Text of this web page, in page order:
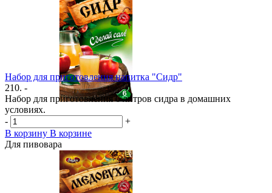
Набор для приготовления напитка "Сидр"
210. -
Набор для приготовления 6 литров сидра в домашних
условиях.
-
+
В корзину В корзине
Для пивовара